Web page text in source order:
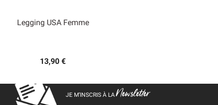
Legging USA Femme
13,90 €
JE M’INSCRIS À LANewsletter